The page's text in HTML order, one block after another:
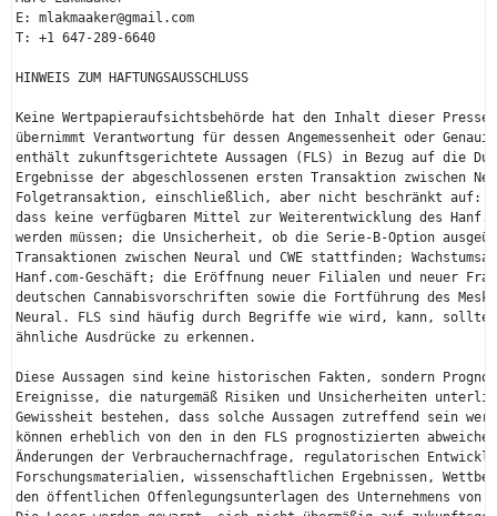
E: mlakmaaker@gmail.com
T: +1 647-289-6640
HINWEIS ZUM HAFTUNGSAUSSCHLUSS
Keine Wertpapieraufsichtsbehörde hat den Inhalt dieser
übernimmt Verantwortung für dessen Angemessenheit oder
enthält zukunftsgerichtete Aussagen (FLS) in Bezug auf die
Ergebnisse der abgeschlossenen ersten Transaktion zwischen
Folgetransaktion, einschließlich, aber nicht beschränkt auf:
dass keine verfügbaren Mittel zur Weiterentwicklung des
werden müssen; die Unsicherheit, ob die Serie-B-Option
Transaktionen zwischen Neural und CWE stattfinden;
Hanf.com-Geschäft; die Eröffnung neuer Filialen und neuer
deutschen Cannabisvorschriften sowie die Fortführung des
Neural. FLS sind häufig durch Begriffe wie wird, kann, sollte,
ähnliche Ausdrücke zu erkennen.
Diese Aussagen sind keine historischen Fakten, sondern
Ereignisse, die naturgemäß Risiken und Unsicherheiten
Gewissheit bestehen, dass solche Aussagen zutreffend sein
können erheblich von den in den FLS prognostizierten
Änderungen der Verbrauchernachfrage, regulatorischen
Forschungsmaterialien, wissenschaftlichen Ergebnissen,
den öffentlichen Offenlegungsunterlagen des Unternehmens